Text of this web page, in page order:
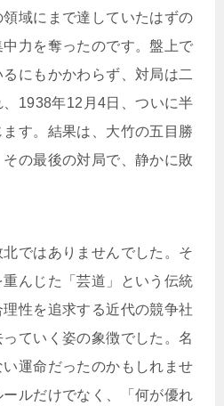
域にまで達していたはずの
力を奪ったのです。盤上で
にもかかわらず、対局は二
1938年12月4日、ついに半
す。結果は、大竹の五目勝
の最後の対局で、静かに敗
ではありませんでした。そ
んじた「芸道」という伝統
性を追求する近代の競争社
ていく姿の象徴でした。名
運命だったのかもしれませ
ルだけでなく、「何が優れ